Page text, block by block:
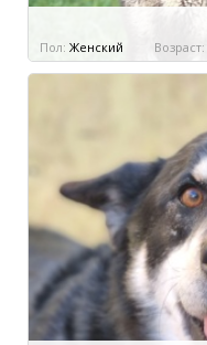
Пол: Женский Возраст: